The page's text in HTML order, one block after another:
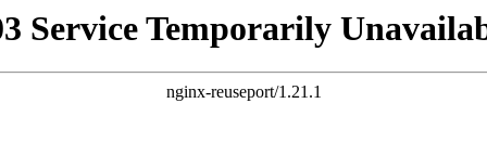
Service Temporarily
nginx-reuseport/1.21.1